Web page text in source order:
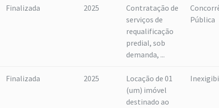
Finalizada 2025
Contratação de
serviços de
requalificação
predial, sob
demanda, ...
Pública
Finalizada 2025
Locação de 01
(um) imóvel
destinado ao